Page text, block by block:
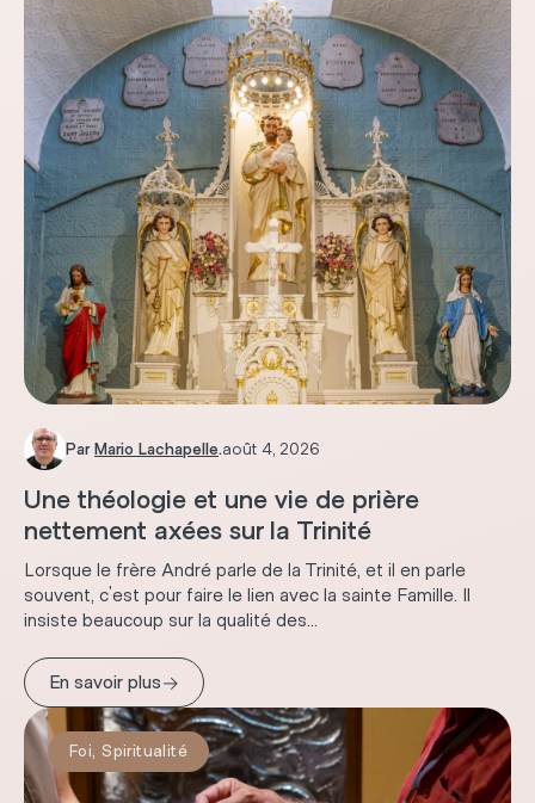
Par Mario Lachapelle.août 4, 2026
Une théologie et une vie de prière
nettement axées sur la Trinité
Lorsque le frère André parle de la Trinité, et il en parle
souvent, c'est pour faire le lien avec la sainte Famille. Il
insiste beaucoup sur la qualité des...
En savoir plus→
Foi,Spiritualité